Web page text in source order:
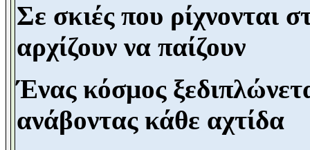
Σε σκιές που ρίχνονται
αρχίζουν να παίζουν
Ένας κόσμος
ανάβοντας κάθε αχτίδα